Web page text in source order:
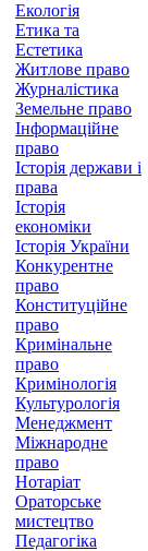
Екологія
Етика та
Естетика
Житлове право
Журналістика
Земельне право
Інформаційне
право
Історія держави і
права
Історія
економіки
Історія України
Конкурентне
право
Конституційне
право
Кримінальне
право
Кримінологія
Культурологія
Менеджмент
Міжнародне
право
Нотаріат
Ораторське
мистецтво
Педагогіка